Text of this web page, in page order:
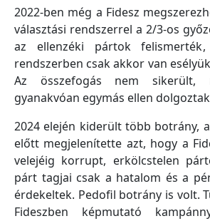
2022-ben még a Fidesz
választási rendszerrel a 2/3-os
az ellenzéki pártok
rendszerben csak akkor van
Az összefogás nem
gyanakvóan egymás ellen
2024 elején kiderült több botrány,
előtt megjelenítette azt, hogy a
velejéig korrupt, erkölcstelen
párt tagjai csak a hatalom és a
érdekeltek. Pedofil botrány is volt.
Fideszben képmutató